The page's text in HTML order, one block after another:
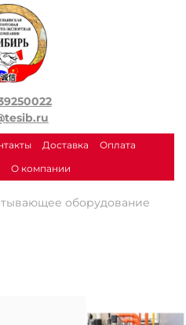
Доставка
Оплата
О компании
оборудование